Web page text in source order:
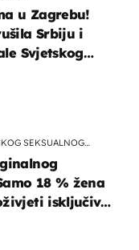
SEKSUALNOG
18 % žena
isključivo
u Zagrebu!
Srbiju i
Svjetskog